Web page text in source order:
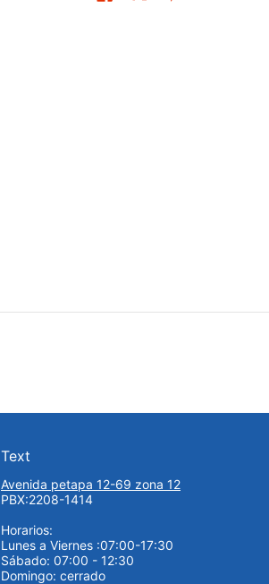
Text
Avenida petapa 12-69 zona 12
PBX:2208-1414
Horarios:
Lunes a Viernes :07:00-17:30
Sábado: 07:00 - 12:30
Domingo: cerrado